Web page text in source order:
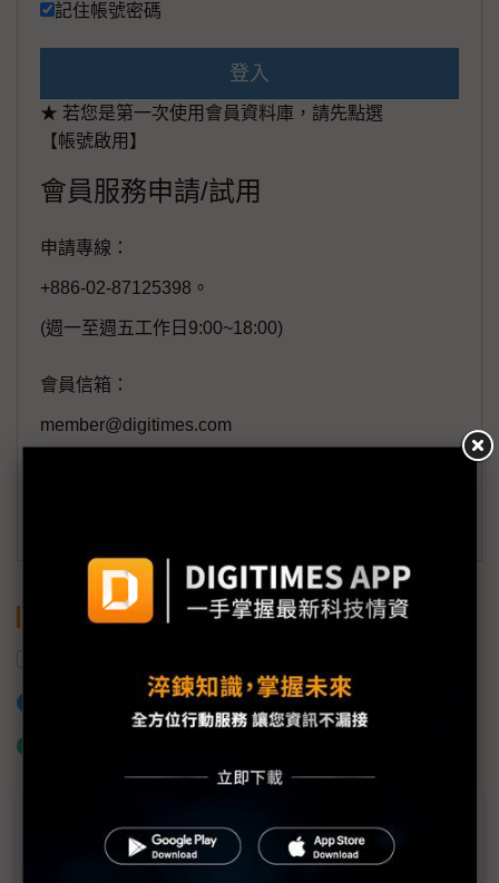
記住帳號密碼
登入
★ 若您是第一次使用會員資料庫，請先點選
【帳號啟用】
會員服務申請/試用
申請專線：
+886-02-87125398。
(週一至週五工作日9:00~18:00)
會員信箱：
member@digitimes.com
關鍵字
加入已選取到「關鍵字追蹤」
印巴衝突再燃FPV無人機需求 印中恩怨成非紅轉單